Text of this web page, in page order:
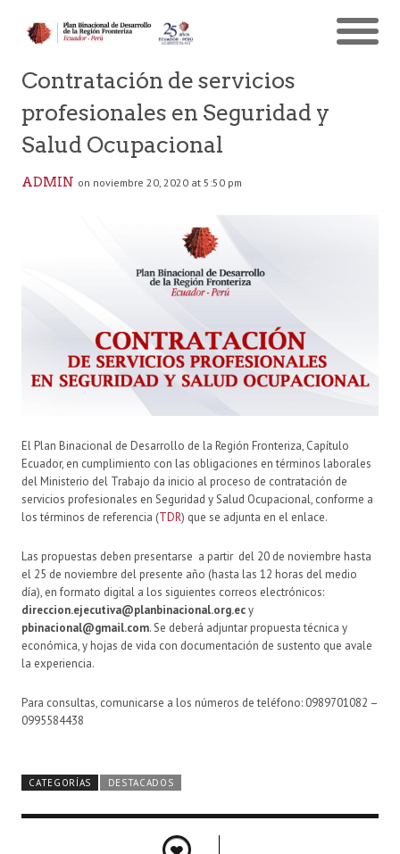
Contratación de servicios
profesionales en Seguridad y
Salud Ocupacional
ADMIN on noviembre 20, 2020 at 5:50 pm
El Plan Binacional de Desarrollo de la Región Fronteriza, Capítulo
Ecuador, en cumplimiento con las obligaciones en términos laborales
del Ministerio del Trabajo da inicio al proceso de contratación de
servicios profesionales en Seguridad y Salud Ocupacional, conforme a
los términos de referencia (TDR) que se adjunta en el enlace.
Las propuestas deben presentarse a partir del 20 de noviembre hasta
el 25 de noviembre del presente año (hasta las 12 horas del medio
día), en formato digital a los siguientes correos electrónicos:
direccion.ejecutiva@planbinacional.org.ecy
pbinacional@gmail.com. Se deberá adjuntar propuesta técnica y
económica, y hojas de vida con documentación de sustento que avale
la experiencia.
Para consultas, comunicarse a los números de teléfono: 0989701082 –
0995584438
CATEGORÍAS DESTACADOS